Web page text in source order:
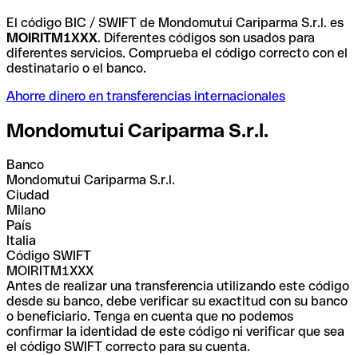
El código BIC / SWIFT de Mondomutui Cariparma S.r.l. es
MOIRITM1XXX. Diferentes códigos son usados para
diferentes servicios. Comprueba el código correcto con el
destinatario o el banco.
Ahorre dinero en transferencias internacionales
Mondomutui Cariparma S.r.l.
Banco
Mondomutui Cariparma S.r.l.
Ciudad
Milano
País
Italia
Código SWIFT
MOIRITM1XXX
Antes de realizar una transferencia utilizando este código
desde su banco, debe verificar su exactitud con su banco
o beneficiario. Tenga en cuenta que no podemos
confirmar la identidad de este código ni verificar que sea
el código SWIFT correcto para su cuenta.